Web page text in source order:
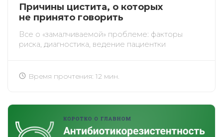
Причины цистита, о которых
не принято говорить
Все о «замалчиваемой» проблеме: факторы
риска, диагностика, ведение пациентки
Время прочтения: 12 мин.